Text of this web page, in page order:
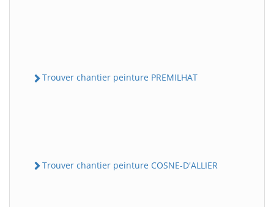
Trouver chantier peinture PREMILHAT
Trouver chantier peinture COSNE-D'ALLIER